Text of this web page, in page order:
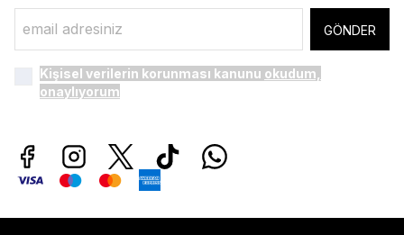
GÖNDER
Kişisel verilerin korunması kanunu okudum,
onaylıyorum